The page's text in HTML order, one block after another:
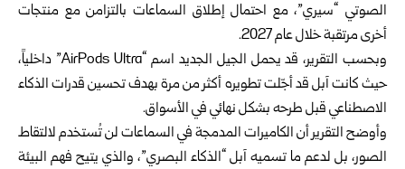
الصوتي “سيري”، مع احتمال إطلاق السماعات بالتزامن مع منتجات
أخرى مرتقبة خلال عام 2027.
وبحسب التقرير، قد يحمل الجيل الجديد اسم “AirPods Ultra” داخلياً،
حيث كانت آبل قد أجّلت تطويره أكثر من مرة بهدف تحسين قدرات الذكاء
الاصطناعي قبل طرحه بشكل نهائي في الأسواق.
وأوضح التقرير أن الكاميرات المدمجة في السماعات لن تُستخدم لالتقاط
الصور، بل لدعم ما تسميه آبل “الذكاء البصري”، والذي يتيح فهم البيئة